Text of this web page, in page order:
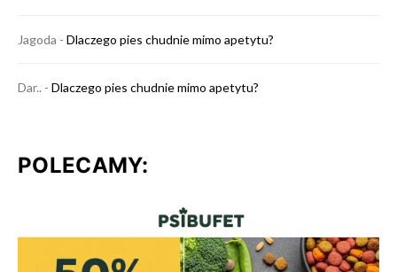
Jagoda - Dlaczego pies chudnie mimo apetytu?
Dar.. - Dlaczego pies chudnie mimo apetytu?
POLECAMY: